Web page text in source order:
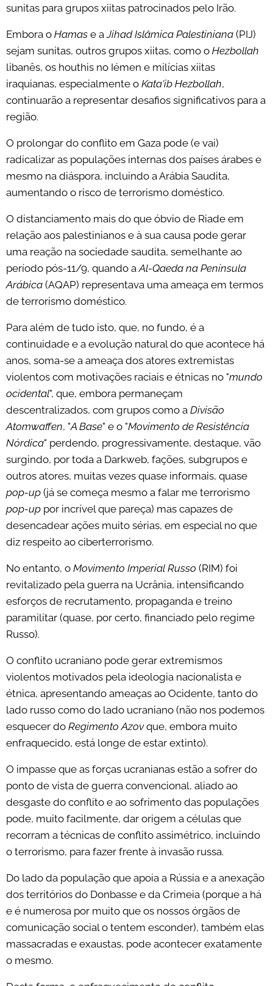
sunitas para grupos xiitas patrocinados pelo Irão.
Embora o Hamas e aJihad Islâmica Palestiniana (PIJ)
sejam sunitas, outros grupos xiitas, como o Hezbollah
libanês, os houthis no Iémen e milícias xiitas
iraquianas, especialmente o Kata'ib Hezbollah,
continuarão a representar desafios significativos para a
região.
O prolongar do conflito em Gaza pode (e vai)
radicalizar as populações internas dos países árabes e
mesmo na diáspora, incluindo a Arábia Saudita,
aumentando o risco de terrorismo doméstico.
O distanciamento mais do que óbvio de Riade em
relação aos palestinianos e à sua causa pode gerar
uma reação na sociedade saudita, semelhante ao
período pós-11/9, quando aAl-Qaeda na Península
Arábica (AQAP) representava uma ameaça em termos
de terrorismo doméstico.
Para além de tudo isto, que, no fundo, é a
continuidade e a evolução natural do que acontece há
anos, soma-se a ameaça dos atores extremistas
violentos com motivações raciais e étnicas no "mundo
ocidental", que, embora permaneçam
descentralizados, com grupos como a Divisão
Atomwaffen, "A Base" e o "Movimento de Resistência
Nórdica" perdendo, progressivamente, destaque, vão
surgindo, por toda a Darkweb, fações, subgrupos e
outros atores, muitas vezes quase informais, quase
pop-up (já se começa mesmo a falar me terrorismo
pop-up por incrível que pareça) mas capazes de
desencadear ações muito sérias, em especial no que
diz respeito ao ciberterrorismo.
No entanto, o Movimento Imperial Russo (RIM) foi
revitalizado pela guerra na Ucrânia, intensificando
esforços de recrutamento, propaganda e treino
paramilitar (quase, por certo, financiado pelo regime
Russo).
O conflito ucraniano pode gerar extremismos
violentos motivados pela ideologia nacionalista e
étnica, apresentando ameaças ao Ocidente, tanto do
lado russo como do lado ucraniano (não nos podemos
esquecer do Regimento Azovque, embora muito
enfraquecido, está longe de estar extinto).
O impasse que as forças ucranianas estão a sofrer do
ponto de vista de guerra convencional, aliado ao
desgaste do conflito e ao sofrimento das populações
pode, muito facilmente, dar origem a células que
recorram a técnicas de conflito assimétrico, incluindo
o terrorismo, para fazer frente à invasão russa.
Do lado da população que apoia a Rússia e a anexação
dos territórios do Donbasse e da Crimeia (porque a há
e é numerosa por muito que os nossos órgãos de
comunicação social o tentem esconder), também elas
massacradas e exaustas, pode acontecer exatamente
o mesmo.